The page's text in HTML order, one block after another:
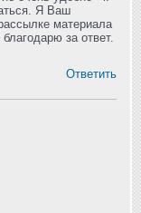
Я Ваш
материала
за ответ.
Ответить